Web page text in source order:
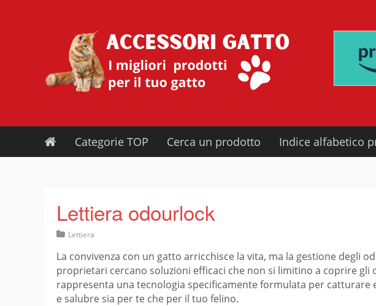
Categorie TOP Cerca un prodotto Indice alfabetico
Lettiera odourlock
Lettiera
La convivenza con un gatto arricchisce la vita, ma la gestione degli
proprietari cercano soluzioni efficaci che non si limitino a coprire
rappresenta una tecnologia specificamente formulata per
e salubre sia per te che per il tuo felino.